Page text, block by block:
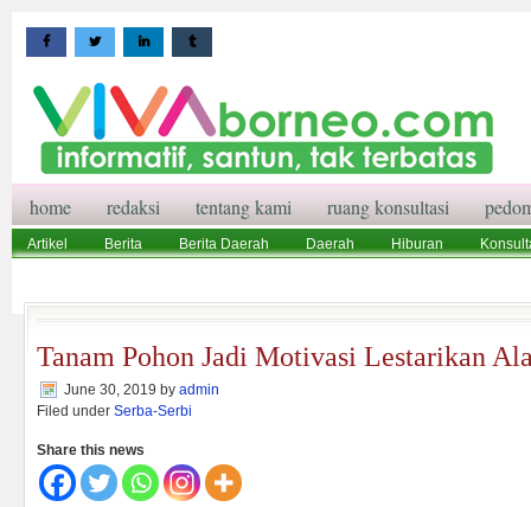
home redaksi tentang kami ruang konsultasi
Artikel Berita Berita Daerah Daerah Hiburan
Tanam Pohon Jadi Motivasi Lestarikan
June 30, 2019 by admin
Filed under Serba-Serbi
Share this news